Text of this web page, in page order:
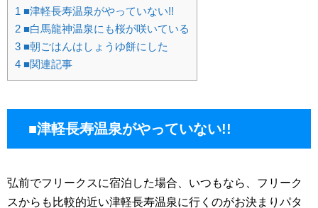
1 ■津軽長寿温泉がやっていない!!
2 ■白馬龍神温泉にも桜が咲いている
3 ■朝ごはんはしょうゆ餅にした
4 ■関連記事
■津軽長寿温泉がやっていない!!
弘前でフリークスに宿泊した場合、いつもなら、フリーク
スからも比較的近い津軽長寿温泉に行くのがお決まりパタ